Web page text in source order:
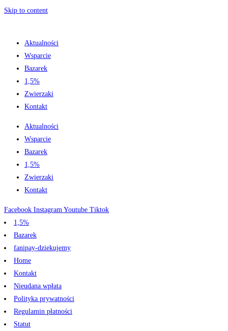
Skip to content
Aktualności
Wsparcie
Bazarek
1,5%
Zwierzaki
Kontakt
Aktualności
Wsparcie
Bazarek
1,5%
Zwierzaki
Kontakt
Facebook Instagram Youtube Tiktok
1,5%
Bazarek
fanipay-dziekujemy
Home
Kontakt
Nieudana wpłata
Polityka prywatności
Regulamin płatności
Statut